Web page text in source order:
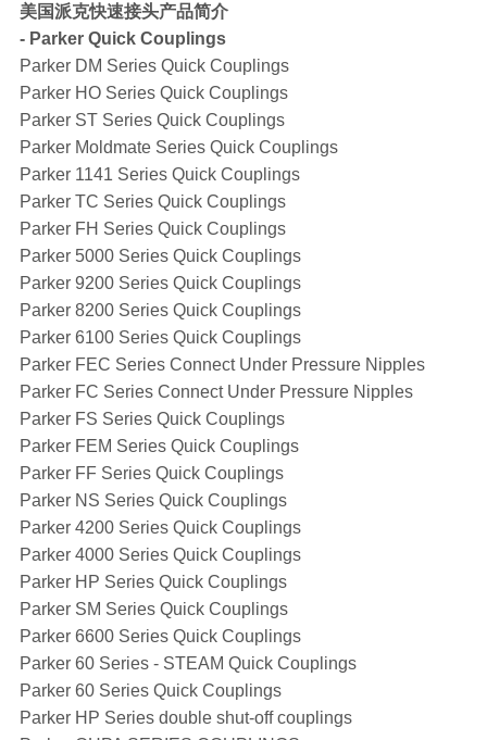
美国派克快速接头产品简介
- Parker Quick Couplings
Parker DM Series Quick Couplings
Parker HO Series Quick Couplings
Parker ST Series Quick Couplings
Parker Moldmate Series Quick Couplings
Parker 1141 Series Quick Couplings
Parker TC Series Quick Couplings
Parker FH Series Quick Couplings
Parker 5000 Series Quick Couplings
Parker 9200 Series Quick Couplings
Parker 8200 Series Quick Couplings
Parker 6100 Series Quick Couplings
Parker FEC Series Connect Under Pressure Nipples
Parker FC Series Connect Under Pressure Nipples
Parker FS Series Quick Couplings
Parker FEM Series Quick Couplings
Parker FF Series Quick Couplings
Parker NS Series Quick Couplings
Parker 4200 Series Quick Couplings
Parker 4000 Series Quick Couplings
Parker HP Series Quick Couplings
Parker SM Series Quick Couplings
Parker 6600 Series Quick Couplings
Parker 60 Series - STEAM Quick Couplings
Parker 60 Series Quick Couplings
Parker HP Series double shut-off couplings